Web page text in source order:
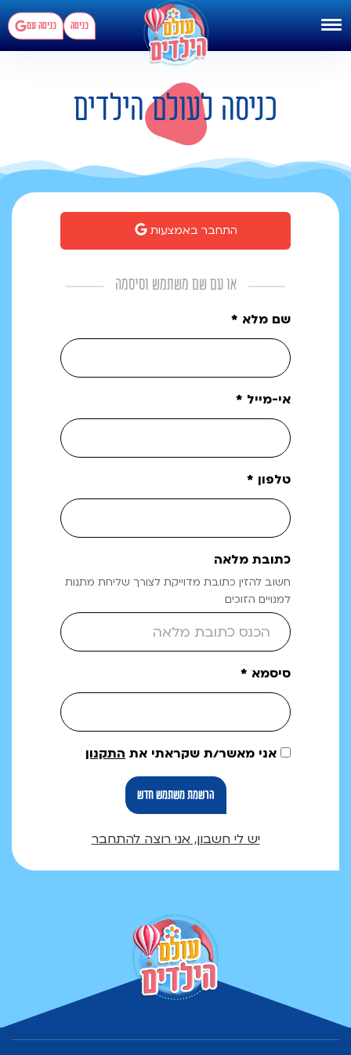
כניסה כניסה עם
כניסה לעולם הילדים
התחבר באמצעות
או עם שם משתמש וסיסמה
שם מלא *
אי-מייל *
טלפון *
כתובת מלאה
חשוב להזין כתובת מדוייקת לצורך שליחת מתנות
למנויים הזוכים
סיסמא *
אני מאשר/ת שקראתי את התקנון
יש לי חשבון, אני רוצה להתחבר